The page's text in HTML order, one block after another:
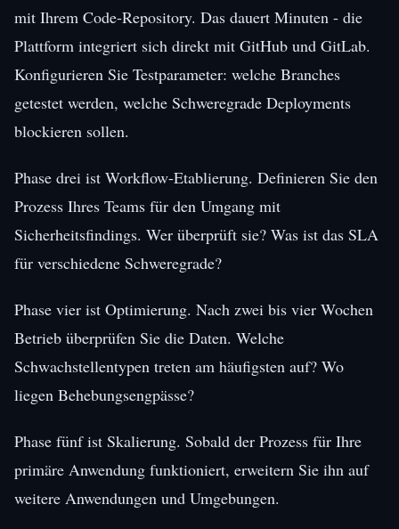
mit Ihrem Code-Repository. Das dauert Minuten - die
Plattform integriert sich direkt mit GitHub und GitLab.
Konfigurieren Sie Testparameter: welche Branches
getestet werden, welche Schweregrade Deployments
blockieren sollen.
Phase drei ist Workflow-Etablierung. Definieren Sie den
Prozess Ihres Teams für den Umgang mit
Sicherheitsfindings. Wer überprüft sie? Was ist das SLA
für verschiedene Schweregrade?
Phase vier ist Optimierung. Nach zwei bis vier Wochen
Betrieb überprüfen Sie die Daten. Welche
Schwachstellentypen treten am häufigsten auf? Wo
liegen Behebungsengpässe?
Phase fünf ist Skalierung. Sobald der Prozess für Ihre
primäre Anwendung funktioniert, erweitern Sie ihn auf
weitere Anwendungen und Umgebungen.